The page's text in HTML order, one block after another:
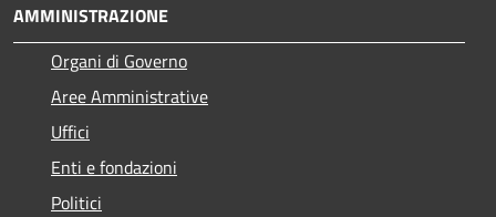
AMMINISTRAZIONE
Organi di Governo
Aree Amministrative
Uffici
Enti e fondazioni
Politici